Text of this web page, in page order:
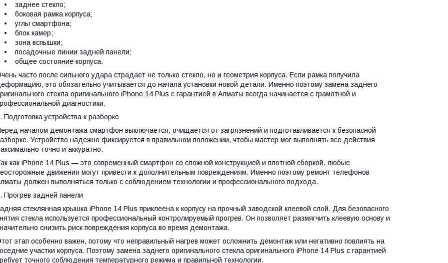
• заднее стекло;
• боковая рамка корпуса;
• углы смартфона;
• блок камер;
• зона вспышки;
• посадочные линии задней панели;
• общее состояние корпуса.
часто после сильного удара страдает не только стекло, но и геометрия корпуса. Если рамка получила
это обязательно учитывается до начала установки новой детали. Именно поэтому замена заднего
стекла оригинального iPhone 14 Plus с гарантией в Алматы всегда начинается с грамотной и
диагностики.
Подготовка устройства к разборке
началом демонтажа смартфон выключается, очищается от загрязнений и подготавливается к безопасной
Устройство надежно фиксируется в правильном положении, чтобы мастер мог выполнять все действия
точно и аккуратно.
как iPhone 14 Plus — это современный смартфон со сложной конструкцией и плотной сборкой, любые
движения могут привести к дополнительным повреждениям. Именно поэтому ремонт телефонов
должен выполняться только с соблюдением технологии и профессионального подхода.
Прогрев задней панели
стеклянная крышка iPhone 14 Plus приклеена к корпусу на прочный заводской клеевой слой. Для безопасного
стекла используется профессиональный контролируемый прогрев. Он позволяет размягчить клеевую основу и
снизить риск повреждения корпуса во время демонтажа.
этап особенно важен, потому что неправильный нагрев может осложнить демонтаж или негативно повлиять на
участки корпуса. Поэтому замена заднего оригинального стекла оригинального iPhone 14 Plus с гарантией
точного соблюдения температурного режима и правильной технологии.